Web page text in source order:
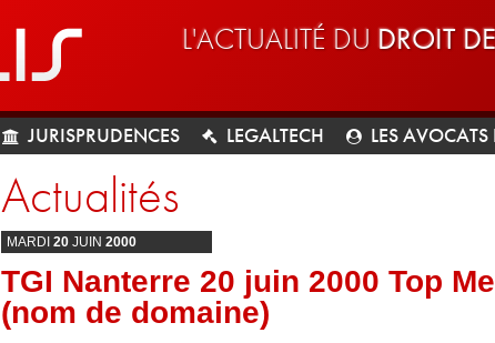
L'ACTUALITÉ DU DROIT
JURISPRUDENCES LEGALTECH LES
Actualités
MARDI 20 JUIN 2000
TGI Nanterre 20 juin 2000 Top
(nom de domaine)